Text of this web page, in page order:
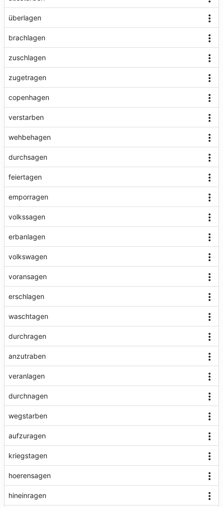
überlagen
brachlagen
zuschlagen
zugetragen
copenhagen
verstarben
wehbehagen
durchsagen
feiertagen
emporragen
volkssagen
erbanlagen
volkswagen
voransagen
erschlagen
waschtagen
durchragen
anzutraben
veranlagen
durchnagen
wegstarben
aufzuragen
kriegstagen
hoerensagen
hineinragen